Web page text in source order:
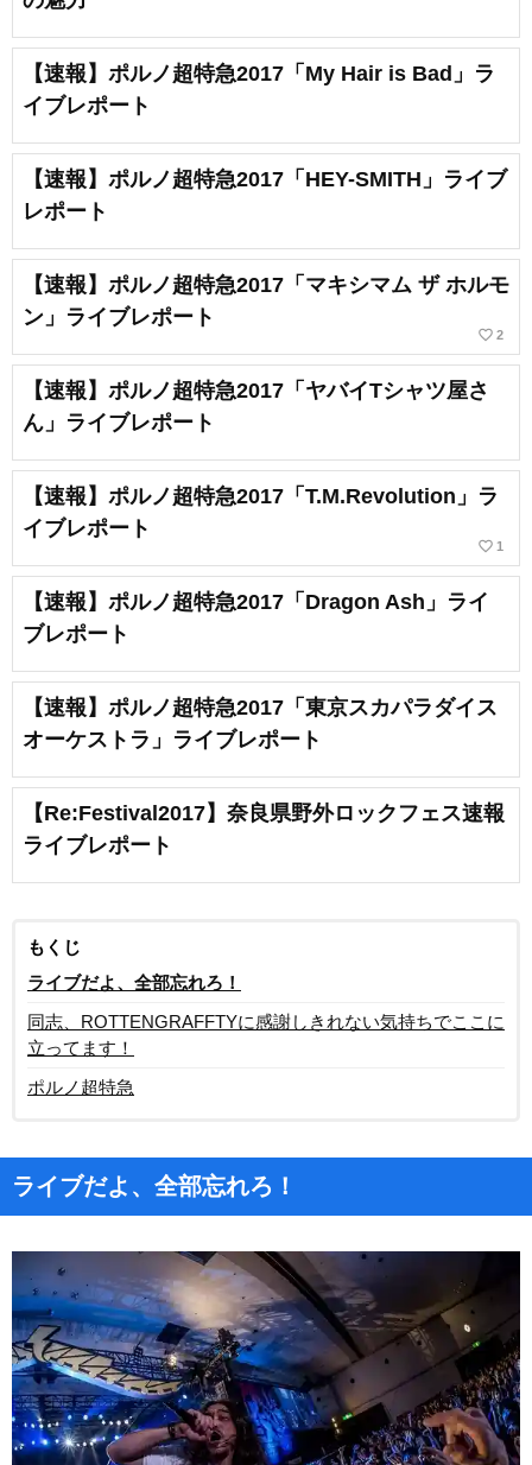
【速報】ポルノ超特急2017「My Hair is Bad」ラ
イブレポート
【速報】ポルノ超特急2017「HEY-SMITH」ライブ
レポート
【速報】ポルノ超特急2017「マキシマム ザ ホルモ
ン」ライブレポート
favorite_border 2
【速報】ポルノ超特急2017「ヤバイTシャツ屋さ
ん」ライブレポート
【速報】ポルノ超特急2017「T.M.Revolution」ラ
イブレポート
favorite_border 1
【速報】ポルノ超特急2017「Dragon Ash」ライ
ブレポート
【速報】ポルノ超特急2017「東京スカパラダイス
オーケストラ」ライブレポート
【Re:Festival2017】奈良県野外ロックフェス速報
ライブレポート
もくじ
ライブだよ、全部忘れろ！
同志、ROTTENGRAFFTYに感謝しきれない気持ちでここに
立ってます！
ポルノ超特急
ライブだよ、全部忘れろ！